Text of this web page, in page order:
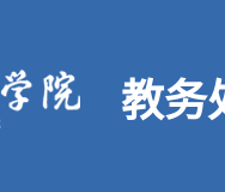
教务